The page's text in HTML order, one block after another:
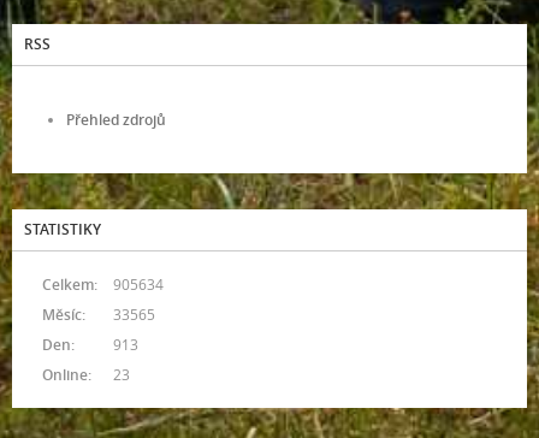
RSS
Přehled zdrojů
STATISTIKY
Online: 23
Celkem:
905634
Měsíc:
33565
Den:
913